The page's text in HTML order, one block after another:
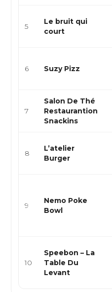
5
Le bruit qui
court
6 Suzy Pizz
7
Salon De Thé
Restaurantion
Snackins
8
L’atelier
Burger
9
Nemo Poke
Bowl
10
Speebon – La
Table Du
Levant